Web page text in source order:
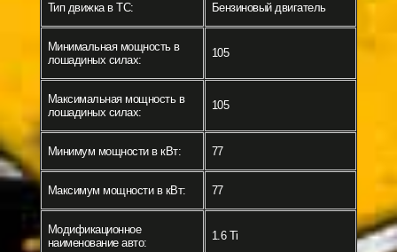
Тип движка в ТС: Бензиновый двигатель
Минимальная мощность в
лошадиных силах:
105
Максимальная мощность в
лошадиных силах:
105
Минимум мощности в кВт: 77
Максимум мощности в кВт: 77
Модификационное
наименование авто:
1.6 Ti